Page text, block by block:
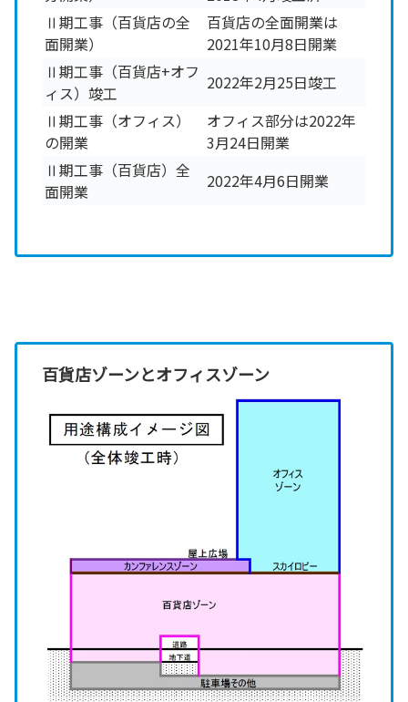
Ⅱ期工事（百貨店の全
面開業）
百貨店の全面開業は
2021年10月8日開業
Ⅱ期工事（百貨店+オフ
ィス）竣工
2022年2月25日竣工
Ⅱ期工事（オフィス）
の開業
オフィス部分は2022年
3月24日開業
Ⅱ期工事（百貨店）全
面開業
2022年4月6日開業
百貨店ゾーンとオフィスゾーン